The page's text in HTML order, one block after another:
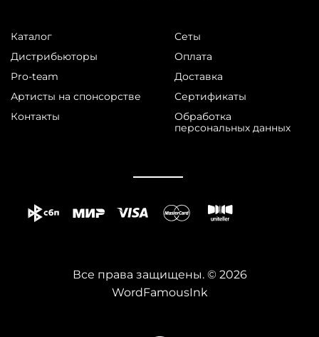
WordFamousInk
Все права защищены. © 2026
Каталог
Дистрибьюторы
Pro-team
Артисты на спонсорстве
Контакты
Сеты
Оплата
Доставка
Сертификаты
Обработка
персональных данных